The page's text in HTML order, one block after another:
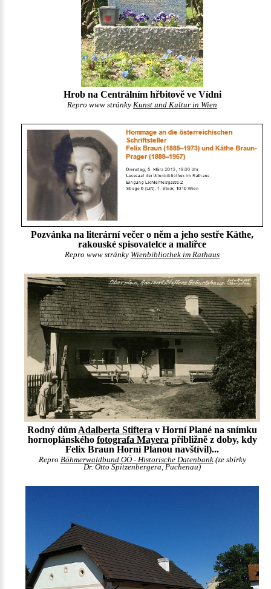
Hrob na Centrálním hřbitově ve Vídni
Repro www stránky Kunst und Kultur in Wien
Pozvánka na literární večer o něm a jeho sestře Käthe,
rakouské spisovatelce a malířce
Repro www stránky Wienbibliothek im Rathaus
Rodný dům Adalberta Stiftera v Horní Plané na snímku
hornoplánského fotografa Mayera přibližně z doby, kdy
Felix Braun Horní Planou navštívil)...
Repro Böhmerwaldbund OÖ - Historische Datenbank(ze sbírky
Dr. Otto Spitzenbergera, Puchenau)